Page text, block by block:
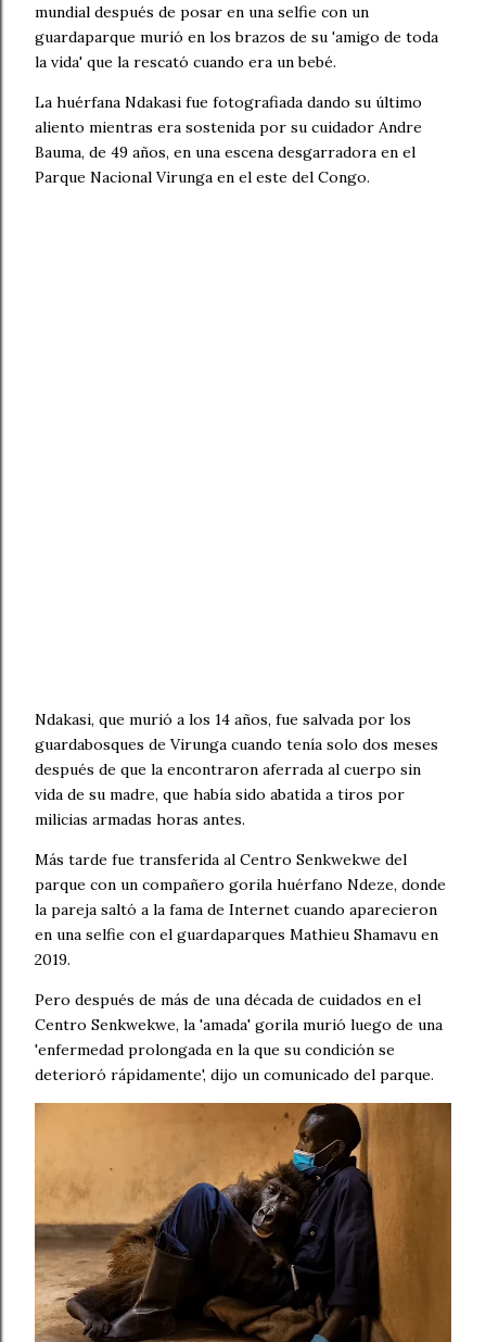
mundial después de posar en una selfie con un
guardaparque murió en los brazos de su 'amigo de toda
la vida' que la rescató cuando era un bebé.
La huérfana Ndakasi fue fotografiada dando su último
aliento mientras era sostenida por su cuidador Andre
Bauma, de 49 años, en una escena desgarradora en el
Parque Nacional Virunga en el este del Congo.
Ndakasi, que murió a los 14 años, fue salvada por los
guardabosques de Virunga cuando tenía solo dos meses
después de que la encontraron aferrada al cuerpo sin
vida de su madre, que había sido abatida a tiros por
milicias armadas horas antes.
Más tarde fue transferida al Centro Senkwekwe del
parque con un compañero gorila huérfano Ndeze, donde
la pareja saltó a la fama de Internet cuando aparecieron
en una selfie con el guardaparques Mathieu Shamavu en
2019.
Pero después de más de una década de cuidados en el
Centro Senkwekwe, la 'amada' gorila murió luego de una
'enfermedad prolongada en la que su condición se
deterioró rápidamente', dijo un comunicado del parque.